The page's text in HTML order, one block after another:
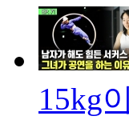
15kg